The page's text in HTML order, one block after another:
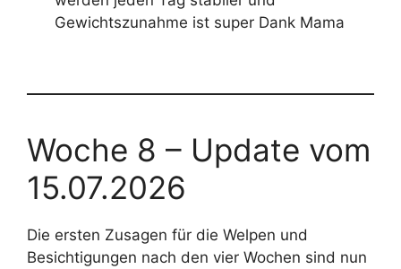
Gewichtszunahme ist super Dank Mama
Woche 8 – Update vom
15.07.2026
Die ersten Zusagen für die Welpen und
Besichtigungen nach den vier Wochen sind nun